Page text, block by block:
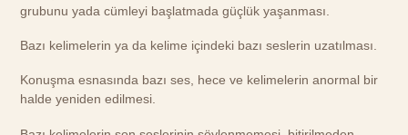
grubunu yada cümleyi başlatmada güçlük yaşanması.
Bazı kelimelerin ya da kelime içindeki bazı seslerin uzatılması.
Konuşma esnasında bazı ses, hece ve kelimelerin anormal bir
halde yeniden edilmesi.